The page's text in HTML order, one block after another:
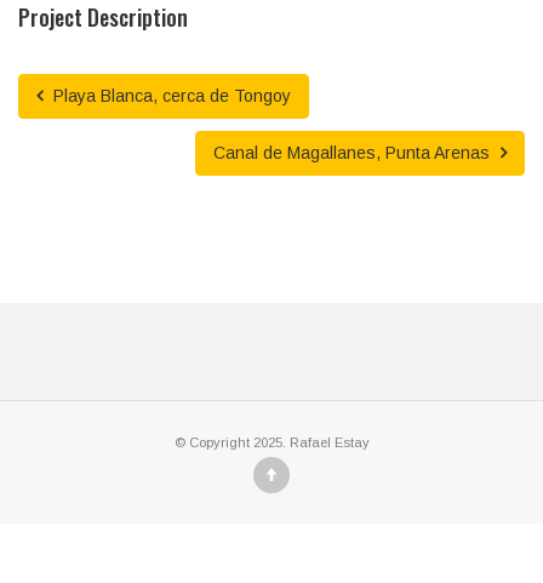
Project Description
Playa Blanca, cerca de Tongoy
Canal de Magallanes, Punta Arenas
© Copyright 2025. Rafael Estay